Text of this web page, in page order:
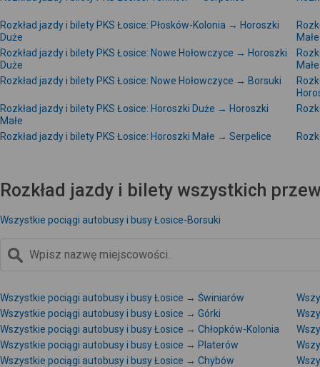
Rozkład jazdy i bilety PKS Łosice: Płosków-Kolonia → Horoszki
Duże
Małe
Rozkład jazdy i bilety PKS Łosice: Nowe Hołowczyce → Horoszki
Duże
Małe
Rozkład jazdy i bilety PKS Łosice: Nowe Hołowczyce → Borsuki
Rozkład jazdy i bilety PKS Łosice: Horoszki Duże → Horoszki
Małe
Rozkład jazdy i bilety PKS Łosice: Horoszki Małe → Serpelice
Rozkład jazdy i bilety wszystkich
Wszystkie pociągi autobusy i busy Łosice-Borsuki
Wszystkie pociągi autobusy i busy Łosice → Świniarów
Wszystkie pociągi autobusy i busy Łosice → Górki
Wszystkie pociągi autobusy i busy Łosice → Chłopków-Kolonia
Wszystkie pociągi autobusy i busy Łosice → Platerów
Wszystkie pociągi autobusy i busy Łosice → Chybów